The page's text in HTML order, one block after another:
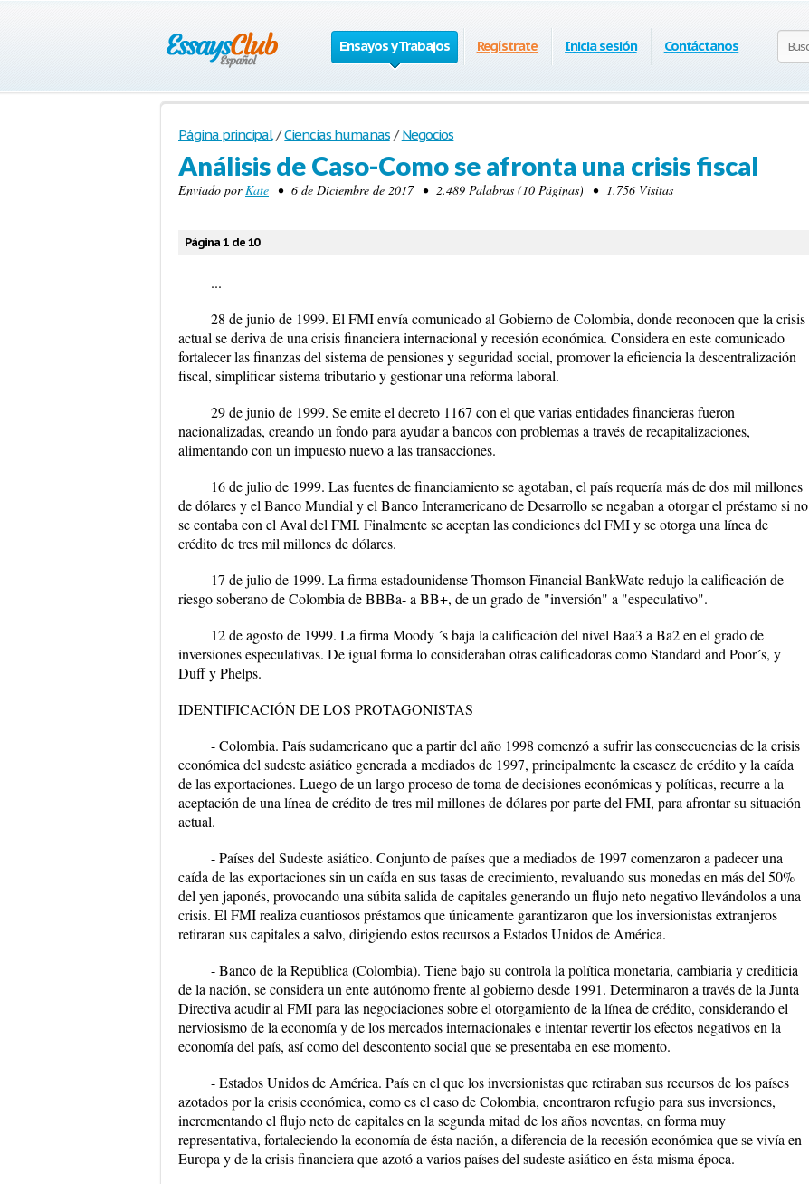
Ensayos y Trabajos Regístrate Inicia sesión Contáctanos
Página principal / Ciencias humanas / Negocios
Análisis de Caso-Como se afronta una crisis fiscal
Enviado porKate • 6 de Diciembre de 2017 • 2.489 Palabras (10 Páginas) • 1.756 Visitas
Página 1 de 10
...
28 de junio de 1999. El FMI envía comunicado al Gobierno de Colombia, donde reconocen que la crisis
actual se deriva de una crisis financiera internacional y recesión económica. Considera en este comunicado
fortalecer las finanzas del sistema de pensiones y seguridad social, promover la eficiencia la descentralización
fiscal, simplificar sistema tributario y gestionar una reforma laboral.
29 de junio de 1999. Se emite el decreto 1167 con el que varias entidades financieras fueron
nacionalizadas, creando un fondo para ayudar a bancos con problemas a través de recapitalizaciones,
alimentando con un impuesto nuevo a las transacciones.
16 de julio de 1999. Las fuentes de financiamiento se agotaban, el país requería más de dos mil millones
de dólares y el Banco Mundial y el Banco Interamericano de Desarrollo se negaban a otorgar el préstamo si no
se contaba con el Aval del FMI. Finalmente se aceptan las condiciones del FMI y se otorga una línea de
crédito de tres mil millones de dólares.
17 de julio de 1999. La firma estadounidense Thomson Financial BankWatc redujo la calificación de
riesgo soberano de Colombia de BBBa- a BB+, de un grado de "inversión" a "especulativo".
12 de agosto de 1999. La firma Moody ´s baja la calificación del nivel Baa3 a Ba2 en el grado de
inversiones especulativas. De igual forma lo consideraban otras calificadoras como Standard and Poor´s, y
Duff y Phelps.
IDENTIFICACIÓN DE LOS PROTAGONISTAS
- Colombia. País sudamericano que a partir del año 1998 comenzó a sufrir las consecuencias de la crisis
económica del sudeste asiático generada a mediados de 1997, principalmente la escasez de crédito y la caída
de las exportaciones. Luego de un largo proceso de toma de decisiones económicas y políticas, recurre a la
aceptación de una línea de crédito de tres mil millones de dólares por parte del FMI, para afrontar su situación
actual.
- Países del Sudeste asiático. Conjunto de países que a mediados de 1997 comenzaron a padecer una
caída de las exportaciones sin un caída en sus tasas de crecimiento, revaluando sus monedas en más del 50%
del yen japonés, provocando una súbita salida de capitales generando un flujo neto negativo llevándolos a una
crisis. El FMI realiza cuantiosos préstamos que únicamente garantizaron que los inversionistas extranjeros
retiraran sus capitales a salvo, dirigiendo estos recursos a Estados Unidos de América.
- Banco de la República (Colombia). Tiene bajo su controla la política monetaria, cambiaria y crediticia
de la nación, se considera un ente autónomo frente al gobierno desde 1991. Determinaron a través de la Junta
Directiva acudir al FMI para las negociaciones sobre el otorgamiento de la línea de crédito, considerando el
nerviosismo de la economía y de los mercados internacionales e intentar revertir los efectos negativos en la
economía del país, así como del descontento social que se presentaba en ese momento.
- Estados Unidos de América. País en el que los inversionistas que retiraban sus recursos de los países
azotados por la crisis económica, como es el caso de Colombia, encontraron refugio para sus inversiones,
incrementando el flujo neto de capitales en la segunda mitad de los años noventas, en forma muy
representativa, fortaleciendo la economía de ésta nación, a diferencia de la recesión económica que se vivía en
Europa y de la crisis financiera que azotó a varios países del sudeste asiático en ésta misma época.